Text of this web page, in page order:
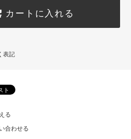
カートに入れる
表記
る
合わせる